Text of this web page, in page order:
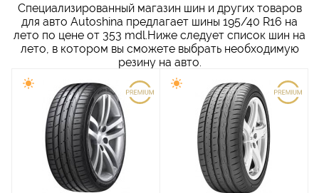
Специализированный магазин шин и других товаров
для авто Autoshina предлагает шины 195/40 R16 на
лето по цене от 353 mdl.Ниже следует список шин на
лето, в котором вы сможете выбрать необходимую
резину на авто.